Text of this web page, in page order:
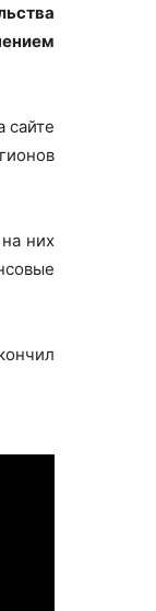
сайте
них